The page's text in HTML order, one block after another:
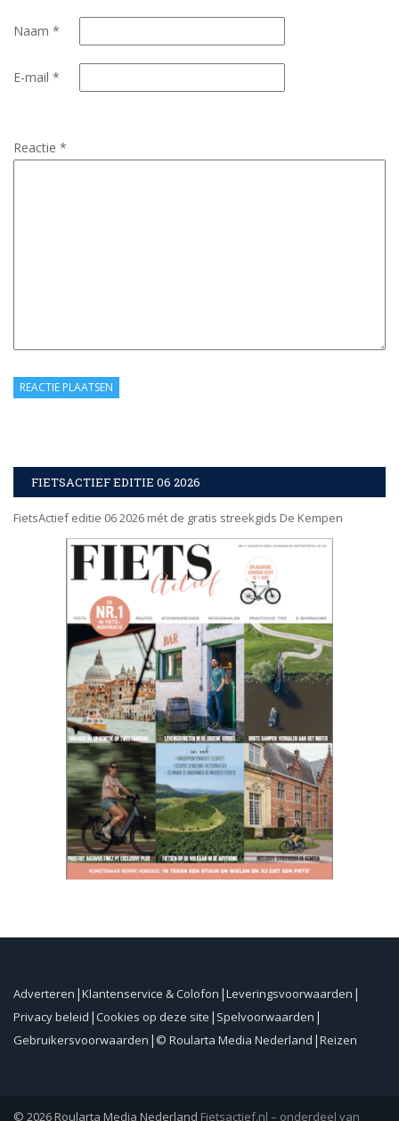
Naam *
E-mail *
Reactie *
FIETSACTIEF EDITIE 06 2026
FietsActief editie 06 2026 mét de gratis streekgids De Kempen
Adverteren Klantenservice & Colofon Leveringsvoorwaarden
Privacy beleid Cookies op deze site Spelvoorwaarden
Gebruikersvoorwaarden © Roularta Media Nederland Reizen
© 2026 Roularta Media Nederland Fietsactief.nl – onderdeel van